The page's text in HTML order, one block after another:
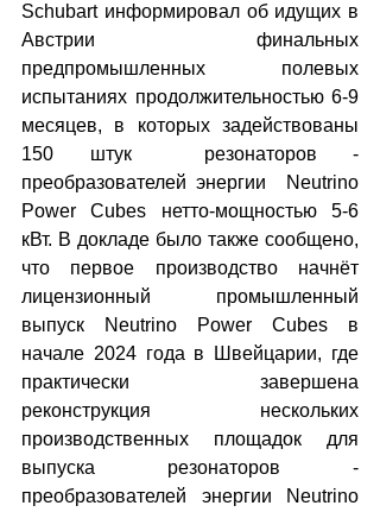
Schubart информировал об идущих в
Австрии финальных
предпромышленных полевых
испытаниях продолжительностью 6-9
месяцев, в которых задействованы
150 штук  резонаторов -
преобразователей энергии  Neutrino
Power Cubes нетто-мощностью 5-6
кВт. В докладе было также сообщено,
что первое производство начнёт
лицензионный промышленный
выпуск Neutrino Power Cubes в
начале 2024 года в Швейцарии, где
практически завершена
реконструкция нескольких
производственных площадок для
выпуска резонаторов -
преобразователей энергии Neutrino